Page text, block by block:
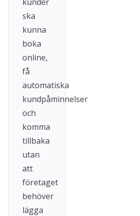
ska
kunna
boka
online,
få
automatiska
kundpåminnelser
och
komma
tillbaka
utan
att
företaget
behöver
lägga